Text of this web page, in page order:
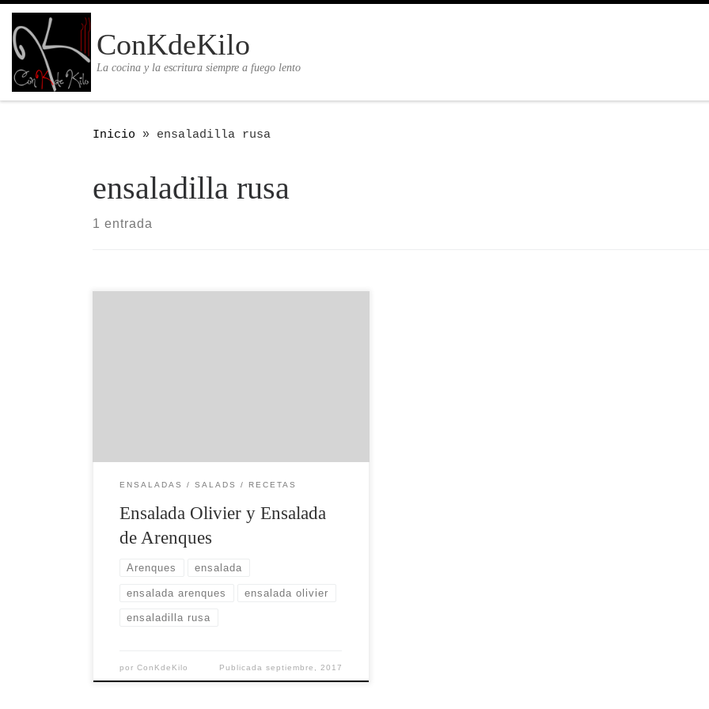
Saltar al contenido
ConKdeKilo
La cocina y la escritura siempre a fuego lento
Inicio » ensaladilla rusa
ensaladilla rusa
1 entrada
ENSALADAS / SALADS RECETAS
Ensalada Olivier y Ensalada
de Arenques
Arenques ensalada
ensalada arenques ensalada olivier
ensaladilla rusa
porConKdeKilo Publicada septiembre, 2017